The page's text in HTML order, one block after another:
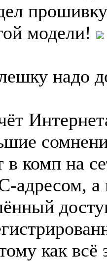
модели!
надо
в комп на
адресом, а
как всё